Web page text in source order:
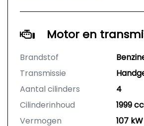
Motor en
Brandstof
Transmissie
Aantal cilinders
4
Cilinderinhoud
1999 cc
Vermogen
107